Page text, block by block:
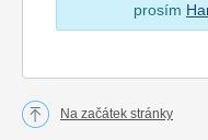
prosím
Na začátek stránky